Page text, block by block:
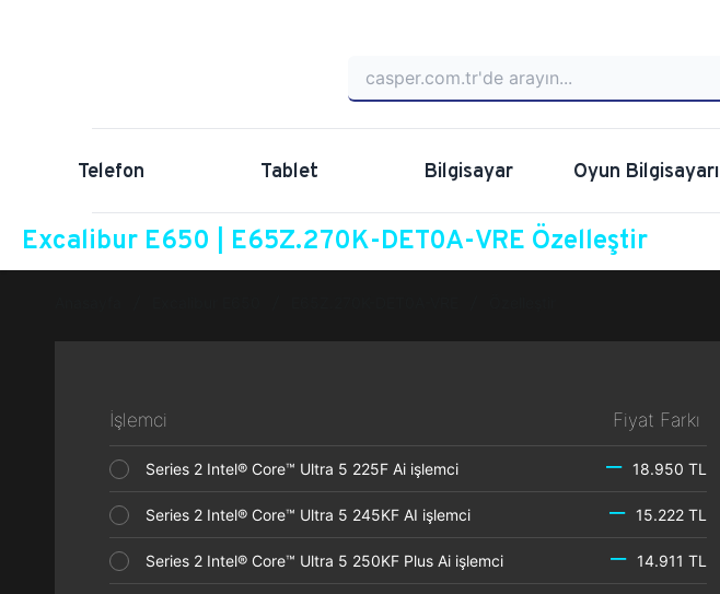
Telefon Tablet Bilgisayar Oyun Bilgisayarı
Excalibur E650 | E65Z.270K-DET0A-VRE Özelleştir
İşlemci Fiyat Farkı
Series 2 Intel® Core™ Ultra 5 225F Ai işlemci 18.950 TL
Series 2 Intel® Core™ Ultra 5 245KF AI işlemci 15.222 TL
Series 2 Intel® Core™ Ultra 5 250KF Plus Ai işlemci 14.911 TL